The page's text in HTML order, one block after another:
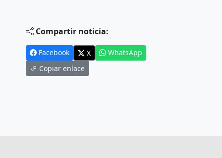
Compartir noticia:
Facebook X
WhatsApp
Copiar enlace